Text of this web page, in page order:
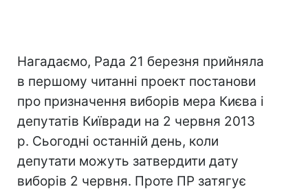
Нагадаємо, Рада 21 березня прийняла
в першому читанні проект постанови
про призначення виборів мера Києва і
депутатів Київради на 2 червня 2013
р. Сьогодні останній день, коли
депутати можуть затвердити дату
виборів 2 червня. Проте ПР затягує